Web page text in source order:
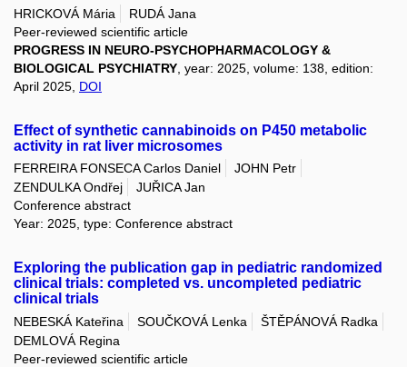
HRICKOVÁ Mária
RUDÁ Jana
Peer-reviewed scientific article
PROGRESS IN NEURO-PSYCHOPHARMACOLOGY &
BIOLOGICAL PSYCHIATRY , year: 2025, volume: 138, edition:
April 2025, DOI
Effect of synthetic cannabinoids on P450 metabolic
activity in rat liver microsomes
FERREIRA FONSECA Carlos Daniel
JOHN Petr
ZENDULKA Ondřej
JUŘICA Jan
Conference abstract
Year: 2025, type: Conference abstract
Exploring the publication gap in pediatric randomized
clinical trials: completed vs. uncompleted pediatric
clinical trials
NEBESKÁ Kateřina SOUČKOVÁ Lenka
ŠTĚPÁNOVÁ Radka
DEMLOVÁ Regina
Peer-reviewed scientific article